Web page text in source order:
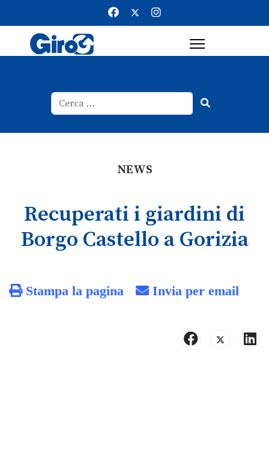
NEWS
Recuperati i giardini di
Borgo Castello a Gorizia
Stampa la pagina Invia per email